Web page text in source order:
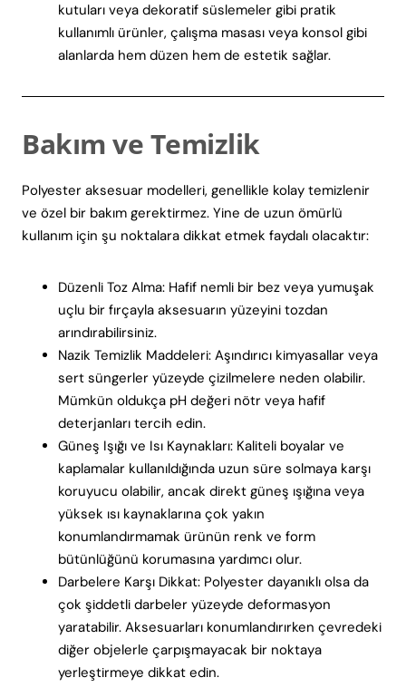
kutuları veya dekoratif süslemeler gibi pratik
kullanımlı ürünler, çalışma masası veya konsol gibi
alanlarda hem düzen hem de estetik sağlar.
Bakım ve Temizlik
Polyester aksesuar modelleri, genellikle kolay temizlenir
ve özel bir bakım gerektirmez. Yine de uzun ömürlü
kullanım için şu noktalara dikkat etmek faydalı olacaktır:
Düzenli Toz Alma: Hafif nemli bir bez veya yumuşak
uçlu bir fırçayla aksesuarın yüzeyini tozdan
arındırabilirsiniz.
Nazik Temizlik Maddeleri: Aşındırıcı kimyasallar veya
sert süngerler yüzeyde çizilmelere neden olabilir.
Mümkün oldukça pH değeri nötr veya hafif
deterjanları tercih edin.
Güneş Işığı ve Isı Kaynakları: Kaliteli boyalar ve
kaplamalar kullanıldığında uzun süre solmaya karşı
koruyucu olabilir, ancak direkt güneş ışığına veya
yüksek ısı kaynaklarına çok yakın
konumlandırmamak ürünün renk ve form
bütünlüğünü korumasına yardımcı olur.
Darbelere Karşı Dikkat: Polyester dayanıklı olsa da
çok şiddetli darbeler yüzeyde deformasyon
yaratabilir. Aksesuarları konumlandırırken çevredeki
diğer objelerle çarpışmayacak bir noktaya
yerleştirmeye dikkat edin.